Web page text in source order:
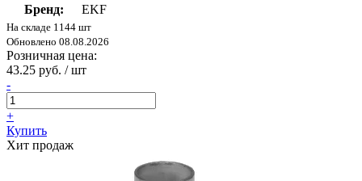
Бренд:
EKF
На складе 1144 шт
Обновлено 08.08.2026
Розничная цена:
43.25 руб. / шт
-
+
Купить
Хит продаж